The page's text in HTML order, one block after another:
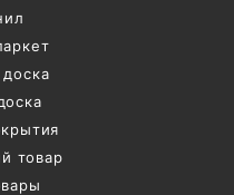
товар